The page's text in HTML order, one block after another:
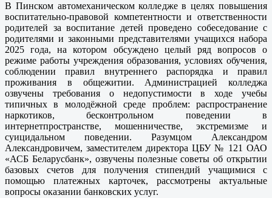
В Пинском автомеханическом колледже в целях повышения
воспитательно-правовой компетентности и ответственности
родителей за воспитание детей проведено собеседование с
родителями и законными представителями учащихся набора
2025 года, на котором обсуждено целый ряд вопросов о
режиме работы учреждения образования, условиях обучения,
соблюдении правил внутреннего распорядка и правил
проживания в общежитии. Администрацией колледжа
озвучены требования о недопустимости в ходе учебы
типичных в молодёжной среде проблем: распространение
наркотиков, бесконтрольном поведении в
интернетпространстве, мошенничестве, экстремизме и
суицидальном поведении. Разумцом Александром
Александровичем, заместителем директора ЦБУ № 121 ОАО
«АСБ Беларусбанк», озвучены полезные советы об открытии
базовых счетов для получения стипендий учащимися с
помощью платежных карточек, рассмотрены актуальные
вопросы оказании банковских услуг.